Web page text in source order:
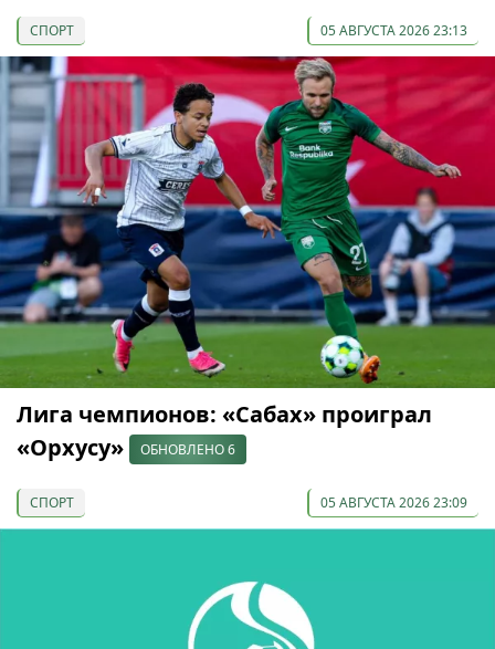
СПОРТ 05 АВГУСТА 2026 23:13
Лига чемпионов: «Сабах» проиграл
«Орхусу»
ОБНОВЛЕНО 6
СПОРТ 05 АВГУСТА 2026 23:09